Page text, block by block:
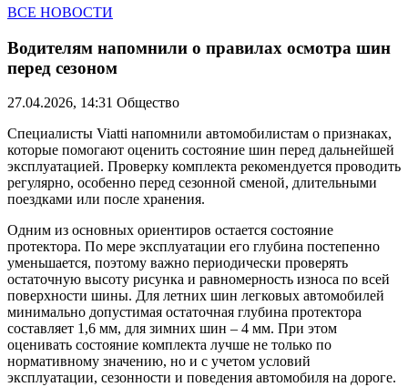
ВСЕ НОВОСТИ
Водителям напомнили о правилах осмотра шин
перед сезоном
27.04.2026, 14:31 Общество
Специалисты Viatti напомнили автомобилистам о признаках,
которые помогают оценить состояние шин перед дальнейшей
эксплуатацией. Проверку комплекта рекомендуется проводить
регулярно, особенно перед сезонной сменой, длительными
поездками или после хранения.
Одним из основных ориентиров остается состояние
протектора. По мере эксплуатации его глубина постепенно
уменьшается, поэтому важно периодически проверять
остаточную высоту рисунка и равномерность износа по всей
поверхности шины. Для летних шин легковых автомобилей
минимально допустимая остаточная глубина протектора
составляет 1,6 мм, для зимних шин – 4 мм. При этом
оценивать состояние комплекта лучше не только по
нормативному значению, но и с учетом условий
эксплуатации, сезонности и поведения автомобиля на дороге.